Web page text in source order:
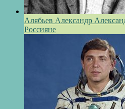
Алябьев Александр
Россияне